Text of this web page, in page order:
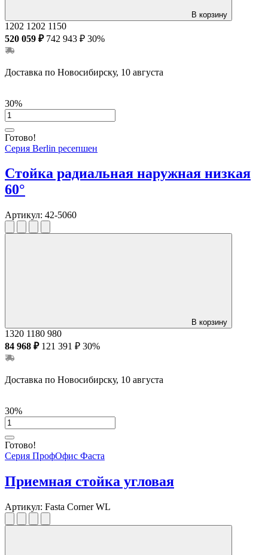
В корзину
1202 1202 1150
520 059 ₽ 742 943 ₽ 30%
Доставка по Новосибирску, 10 августа
30%
Готово!
Серия Berlin ресепшен
Стойка радиальная наружная низкая
60°
Артикул: 42-5060
В корзину
1320 1180 980
84 968 ₽ 121 391 ₽ 30%
Доставка по Новосибирску, 10 августа
30%
Готово!
Серия ПрофОфис Фаста
Приемная стойка угловая
Артикул: Fasta Corner WL